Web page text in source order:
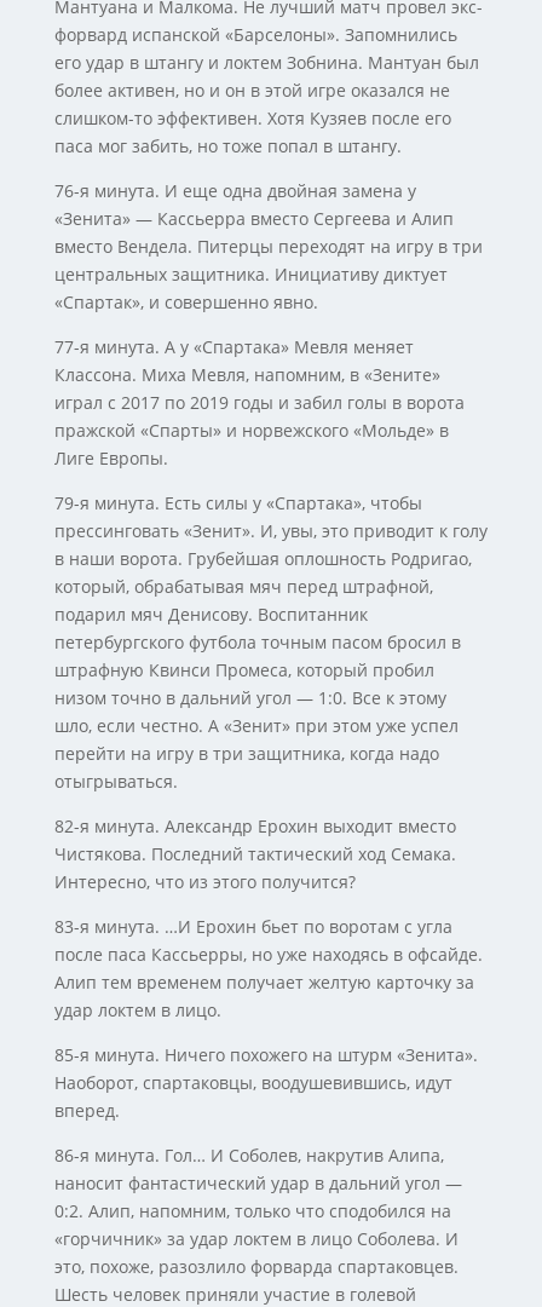
Мантуана и Малкома. Не лучший матч провел экс-
форвард испанской «Барселоны». Запомнились
его удар в штангу и локтем Зобнина. Мантуан был
более активен, но и он в этой игре оказался не
слишком-то эффективен. Хотя Кузяев после его
паса мог забить, но тоже попал в штангу.
76-я минута. И еще одна двойная замена у
«Зенита» — Кассьерра вместо Сергеева и Алип
вместо Вендела. Питерцы переходят на игру в три
центральных защитника. Инициативу диктует
«Спартак», и совершенно явно.
77-я минута. А у «Спартака» Мевля меняет
Классона. Миха Мевля, напомним, в «Зените»
играл с 2017 по 2019 годы и забил голы в ворота
пражской «Спарты» и норвежского «Мольде» в
Лиге Европы.
79-я минута. Есть силы у «Спартака», чтобы
прессинговать «Зенит». И, увы, это приводит к голу
в наши ворота. Грубейшая оплошность Родригао,
который, обрабатывая мяч перед штрафной,
подарил мяч Денисову. Воспитанник
петербургского футбола точным пасом бросил в
штрафную Квинси Промеса, который пробил
низом точно в дальний угол — 1:0. Все к этому
шло, если честно. А «Зенит» при этом уже успел
перейти на игру в три защитника, когда надо
отыгрываться.
82-я минута. Александр Ерохин выходит вместо
Чистякова. Последний тактический ход Семака.
Интересно, что из этого получится?
83-я минута. …И Ерохин бьет по воротам с угла
после паса Кассьерры, но уже находясь в офсайде.
Алип тем временем получает желтую карточку за
удар локтем в лицо.
85-я минута. Ничего похожего на штурм «Зенита».
Наоборот, спартаковцы, воодушевившись, идут
вперед.
86-я минута. Гол… И Соболев, накрутив Алипа,
наносит фантастический удар в дальний угол —
0:2. Алип, напомним, только что сподобился на
«горчичник» за удар локтем в лицо Соболева. И
это, похоже, разозлило форварда спартаковцев.
Шесть человек приняли участие в голевой